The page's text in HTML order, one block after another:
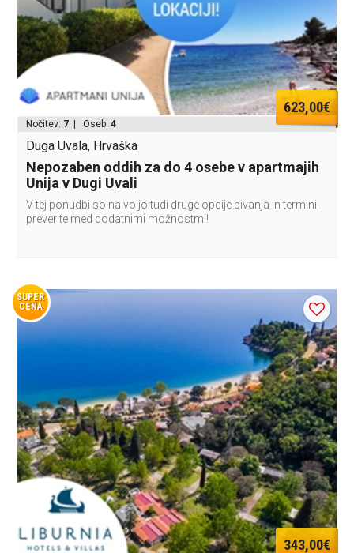
623,00€
Nočitev: 7 | Oseb:4
Duga Uvala, Hrvaška
Nepozaben oddih za do 4 osebe v apartmajih
Unija v Dugi Uvali
V tej ponudbi so na voljo tudi druge opcije bivanja in termini,
preverite med dodatnimi možnostmi!
SUPER
CENA
343,00€